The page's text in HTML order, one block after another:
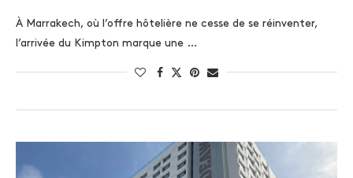
À Marrakech, où l’offre hôtelière ne cesse de se réinventer,
l’arrivée du Kimpton marque une …